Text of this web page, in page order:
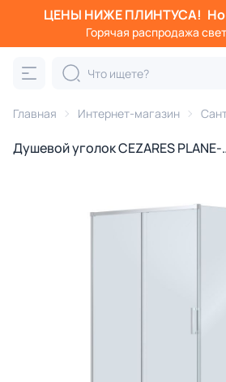
ЦЕНЫ НИЖЕ ПЛИНТУСА!
Горячая распродажа
Главная Интернет-магазин
Душевой уголок CEZARES PLANE-